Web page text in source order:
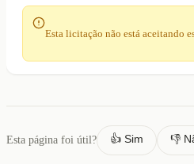
Esta licitação não está aceitando
Esta página foi útil? 👍 Sim 👎